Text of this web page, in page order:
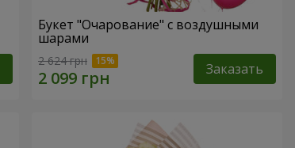
Букет "Очарование" с воздушными
шарами
2 624 грн Заказать